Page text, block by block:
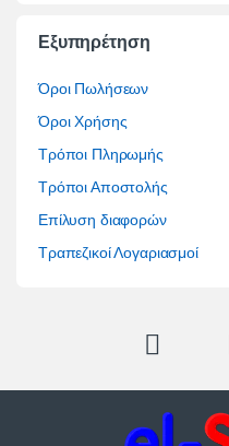
Εξυπηρέτηση
Όροι Πωλήσεων
Όροι Χρήσης
Τρόποι Πληρωμής
Τρόποι Αποστολής
Επίλυση διαφορών
Τραπεζικοί Λογαριασμοί